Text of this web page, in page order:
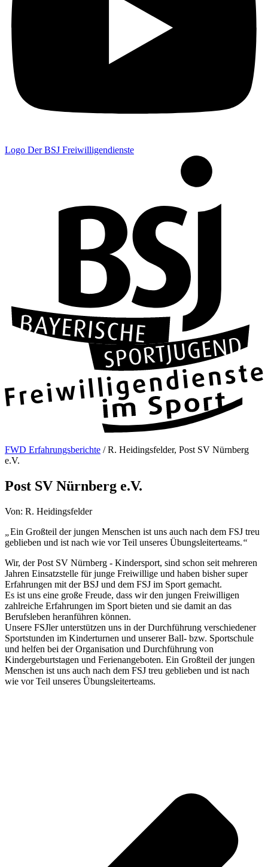
Logo Der BSJ Freiwilligendienste
FWD Erfahrungsberichte /R. Heidingsfelder, Post SV Nürnberg
e.V.
Post SV Nürnberg e.V.
Von: R. Heidingsfelder
Ein Großteil der jungen Menschen ist uns auch nach dem FSJ treu
geblieben und ist nach wie vor Teil unseres Übungsleiterteams.“
Wir, der Post SV Nürnberg - Kindersport, sind schon seit mehreren
Jahren Einsatzstelle für junge Freiwillige und haben bisher super
Erfahrungen mit der BSJ und dem FSJ im Sport gemacht.
Es ist uns eine große Freude, dass wir den jungen Freiwilligen
zahlreiche Erfahrungen im Sport bieten und sie damit an das
Berufsleben heranführen können.
Unsere FSJler unterstützen uns in der Durchführung verschiedener
Sportstunden im Kinderturnen und unserer Ball- bzw. Sportschule
und helfen bei der Organisation und Durchführung von
Kindergeburtstagen und Ferienangeboten. Ein Großteil der jungen
Menschen ist uns auch nach dem FSJ treu geblieben und ist nach
wie vor Teil unseres Übungsleiterteams.